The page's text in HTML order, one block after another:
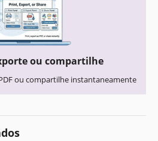
ou compartilhe
ou compartilhe instantaneamente